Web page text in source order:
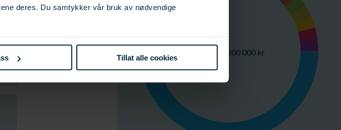
deres. Du samtykker vår bruk av nødvendige
Tillat alle cookies
Totalt 14 200 000 kr